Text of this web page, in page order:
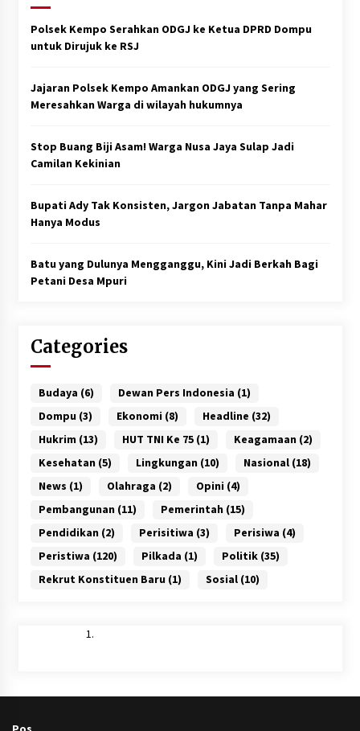
Polsek Kempo Serahkan ODGJ ke Ketua DPRD Dompu
untuk Dirujuk ke RSJ
Jajaran Polsek Kempo Amankan ODGJ yang Sering
Meresahkan Warga di wilayah hukumnya
Stop Buang Biji Asam! Warga Nusa Jaya Sulap Jadi
Camilan Kekinian
Bupati Ady Tak Konsisten, Jargon Jabatan Tanpa Mahar
Hanya Modus
Batu yang Dulunya Mengganggu, Kini Jadi Berkah Bagi
Petani Desa Mpuri
Categories
Budaya (6) Dewan Pers Indonesia (1)
Dompu (3) Ekonomi (8) Headline (32)
Hukrim (13) HUT TNI Ke 75(1) Keagamaan (2)
Kesehatan (5) Lingkungan (10) Nasional(18)
News (1) Olahraga (2) Opini (4)
Pembangunan (11) Pemerintah (15)
Pendidikan (2) Perisitiwa (3) Perisiwa (4)
Peristiwa (120) Pilkada (1) Politik(35)
Rekrut Konstituen Baru (1) Sosial(10)